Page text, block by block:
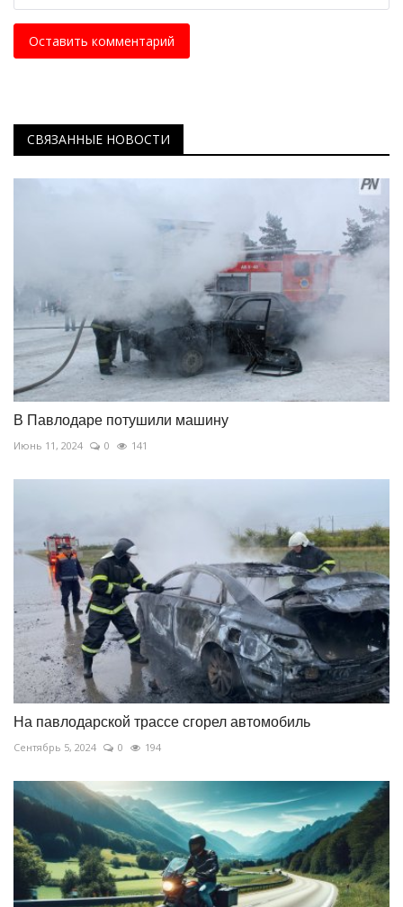
Оставить комментарий
СВЯЗАННЫЕ НОВОСТИ
В Павлодаре потушили машину
Июнь 11, 2024 0 141
На павлодарской трассе сгорел автомобиль
Сентябрь 5, 2024 0 194